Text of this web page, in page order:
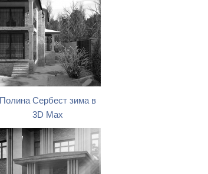
Полина Сербест зима в
3D Max